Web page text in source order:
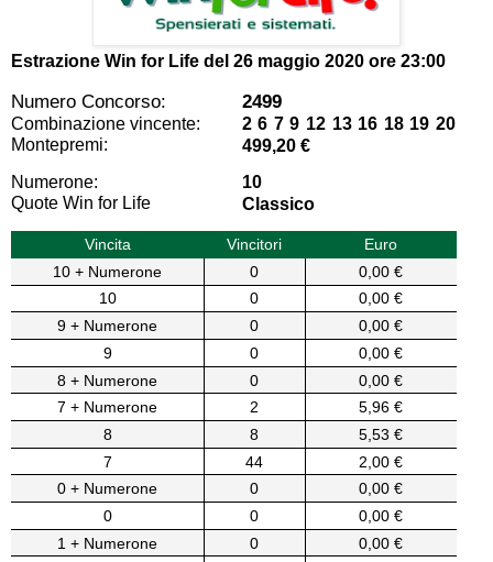
Estrazione Win for Life del 26 maggio 2020 ore 23:00
Numero Concorso: 2499
Combinazione vincente:
2 6 7 9 12 13 16 18 19 20
Montepremi:
499,20 €
Numerone:
10
Quote Win for Life
Classico
Vincita Vincitori
Euro
10 + Numerone
0
0,00 €
10
0
0,00 €
9 + Numerone
0
0,00 €
9
0
0,00 €
8 + Numerone
0
0,00 €
7 + Numerone
2
5,96 €
8
8
5,53 €
7
44
2,00 €
0 + Numerone
0
0,00 €
0
0
0,00 €
1 + Numerone
0
0,00 €